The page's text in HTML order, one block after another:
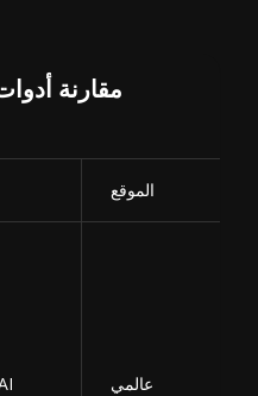
مقارنة
الموقع
عالمي